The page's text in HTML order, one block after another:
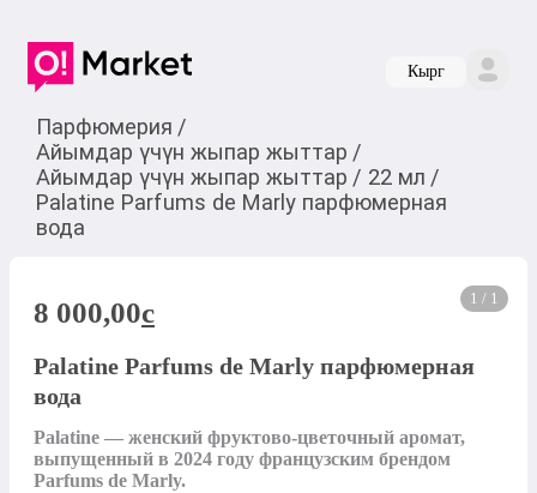
Кырг
Парфюмерия /
Айымдар үчүн жыпар жыттар /
Айымдар үчүн жыпар жыттар / 22 мл /
Palatine Parfums de Marly парфюмерная
вода
1 / 1
8 000,00c
Palatine Parfums de Marly парфюмерная
вода
Palatine — женский фруктово-цветочный аромат,
выпущенный в 2024 году французским брендом
Parfums de Marly.